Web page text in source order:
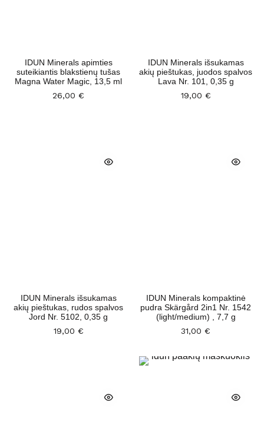
IDUN Minerals apimties
suteikiantis blakstienų tušas
Magna Water Magic, 13,5 ml
26,00 €
IDUN Minerals išsukamas
akių pieštukas, juodos spalvos
Lava Nr. 101, 0,35 g
19,00 €
IDUN Minerals išsukamas
akių pieštukas, rudos spalvos
Jord Nr. 5102, 0,35 g
19,00 €
IDUN Minerals kompaktinė
pudra Skärgård 2in1 Nr. 1542
(light/medium) , 7,7 g
31,00 €